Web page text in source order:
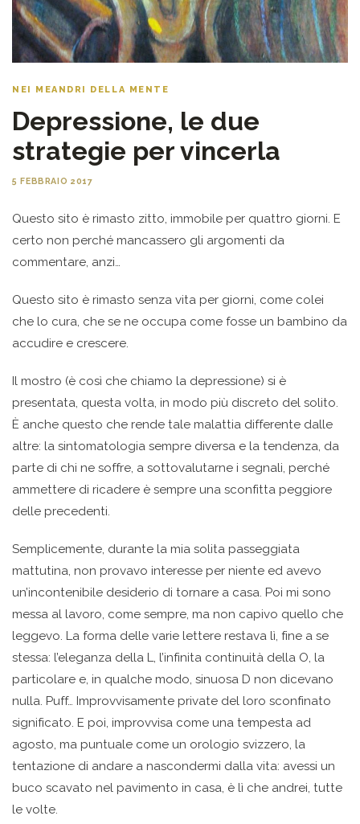
NEI MEANDRI DELLA MENTE
Depressione, le due
strategie per vincerla
5 FEBBRAIO 2017
Questo sito è rimasto zitto, immobile per quattro giorni. E
certo non perché mancassero gli argomenti da
commentare, anzi…
Questo sito è rimasto senza vita per giorni, come colei
che lo cura, che se ne occupa come fosse un bambino da
accudire e crescere.
Il mostro (è così che chiamo la depressione) si è
presentata, questa volta, in modo più discreto del solito.
È anche questo che rende tale malattia differente dalle
altre: la sintomatologia sempre diversa e la tendenza, da
parte di chi ne soffre, a sottovalutarne i segnali, perché
ammettere di ricadere è sempre una sconfitta peggiore
delle precedenti.
Semplicemente, durante la mia solita passeggiata
mattutina, non provavo interesse per niente ed avevo
un’incontenibile desiderio di tornare a casa. Poi mi sono
messa al lavoro, come sempre, ma non capivo quello che
leggevo. La forma delle varie lettere restava lì, fine a se
stessa: l’eleganza della L, l’infinita continuità della O, la
particolare e, in qualche modo, sinuosa D non dicevano
nulla. Puff… Improvvisamente private del loro sconfinato
significato. E poi, improvvisa come una tempesta ad
agosto, ma puntuale come un orologio svizzero, la
tentazione di andare a nascondermi dalla vita: avessi un
buco scavato nel pavimento in casa, è lì che andrei, tutte
le volte.